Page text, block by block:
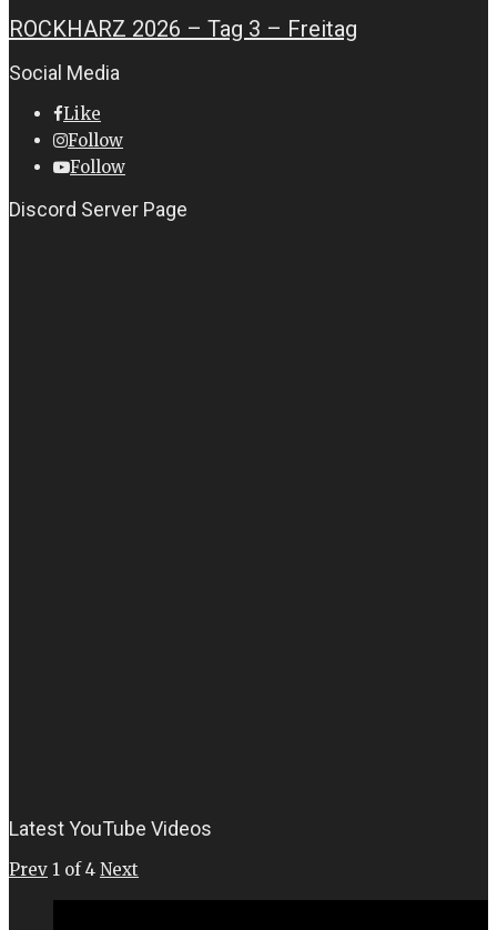
ROCKHARZ 2026 – Tag 3 – Freitag
Social Media
Like
Follow
Follow
Discord Server Page
Latest YouTube Videos
Prev 1 of 4 Next